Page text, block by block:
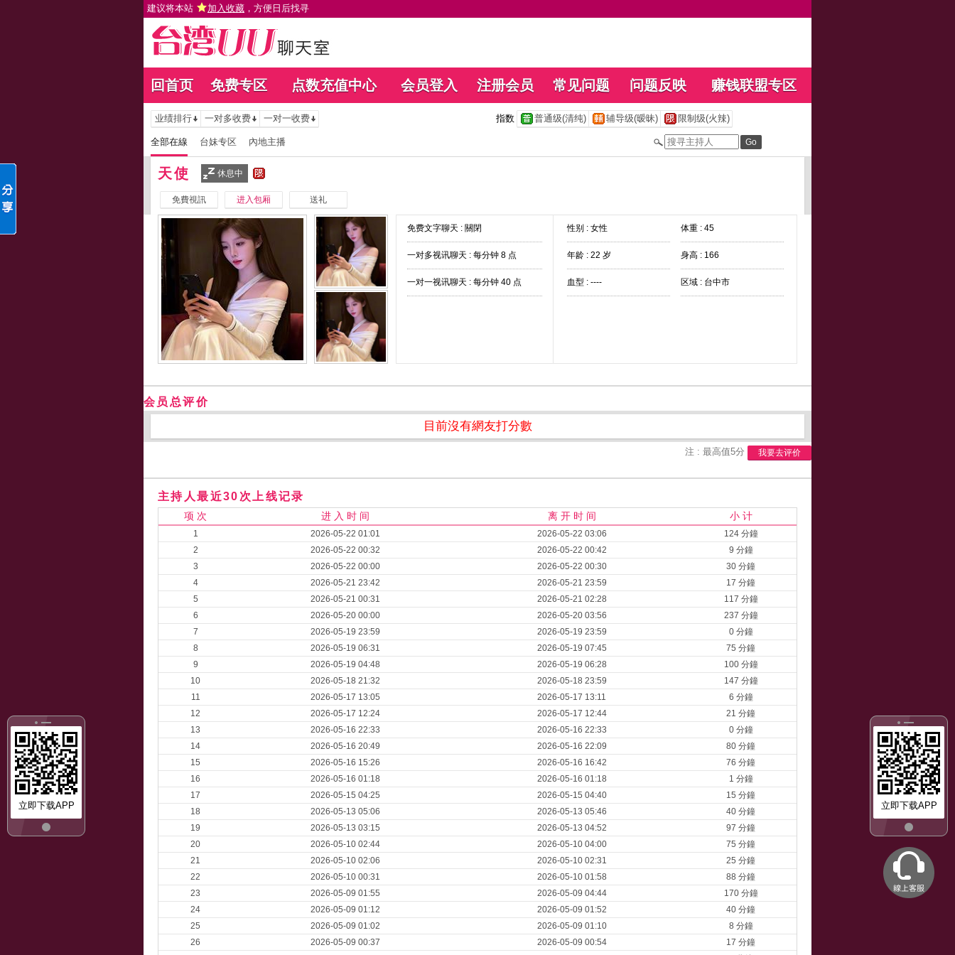
建议将本站 加入收藏 ，方便日后找寻
回首页 免费专区 点数充值中心 会员登入 注册会员 常见问题 问题反映 赚钱联盟专区
立即下载APP
立即下载APP
业绩排行 一对多收费 一对一收费 指数 普通级(清纯) 辅导级(暧昧) 限制级(火辣)
全部在線 台妹专区 內地主播
天使 休息中
免費視訊 进入包厢 送礼
免费文字聊天 : 關閉
一对多视讯聊天 : 每分钟 8 点
一对一视讯聊天 : 每分钟 40 点
性别 : 女性 体重 : 45
年龄 : 22 岁 身高 : 166
血型 : ---- 区域 : 台中市
会员总评价
目前沒有網友打分數
注 : 最高值5分 我要去评价
主持人最近30次上线记录
项 次 进 入 时 间 离 开 时 间 小 计
1 2026-05-22 01:01 2026-05-22 03:06
124 分鐘
2
2026-05-22 00:32 2026-05-22 00:42
9 分鐘
3
2026-05-22 00:00 2026-05-22 00:30
30 分鐘
4
2026-05-21 23:42 2026-05-21 23:59
17 分鐘
5
2026-05-21 00:31 2026-05-21 02:28
117 分鐘
6
2026-05-20 00:00 2026-05-20 03:56
237 分鐘
7
2026-05-19 23:59 2026-05-19 23:59
0 分鐘
8
2026-05-19 06:31 2026-05-19 07:45
75 分鐘
9
2026-05-19 04:48 2026-05-19 06:28
100 分鐘
10
2026-05-18 21:32 2026-05-18 23:59
147 分鐘
11
2026-05-17 13:05 2026-05-17 13:11
6 分鐘
12
2026-05-17 12:24 2026-05-17 12:44
21 分鐘
13
2026-05-16 22:33 2026-05-16 22:33
0 分鐘
14
2026-05-16 20:49 2026-05-16 22:09
80 分鐘
15
2026-05-16 15:26 2026-05-16 16:42
76 分鐘
16
2026-05-16 01:18 2026-05-16 01:18
1 分鐘
17
2026-05-15 04:25 2026-05-15 04:40
15 分鐘
18
2026-05-13 05:06 2026-05-13 05:46
40 分鐘
19
2026-05-13 03:15 2026-05-13 04:52
97 分鐘
20
2026-05-10 02:44 2026-05-10 04:00
75 分鐘
21
2026-05-10 02:06 2026-05-10 02:31
25 分鐘
22
2026-05-10 00:31 2026-05-10 01:58
88 分鐘
23
2026-05-09 01:55 2026-05-09 04:44
170 分鐘
24
2026-05-09 01:12 2026-05-09 01:52
40 分鐘
25
2026-05-09 01:02 2026-05-09 01:10
8 分鐘
26
2026-05-09 00:37 2026-05-09 00:54
17 分鐘